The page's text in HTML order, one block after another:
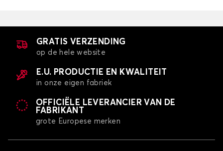
GRATIS VERZENDING
op de hele website
E.U. PRODUCTIE EN KWALITEIT
in onze eigen fabriek
OFFICIËLE LEVERANCIER VAN DE
FABRIKANT
grote Europese merken